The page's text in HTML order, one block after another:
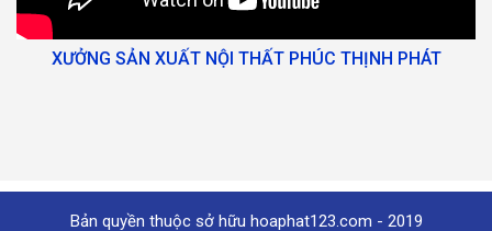
XƯỞNG SẢN XUẤT NỘI THẤT PHÚC THỊNH PHÁT
Bản quyền thuộc sở hữu hoaphat123.com - 2019